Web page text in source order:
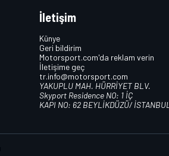
İletişim
Künye
Geri bildirim
Motorsport.com'da reklam verin
İletişime geç
tr.info@motorsport.com
YAKUPLU MAH. HÜRRİYET BLV.
Skyport Residence NO: 1 İÇ
KAPI NO: 62 BEYLİKDÜZÜ/ İSTANBUL